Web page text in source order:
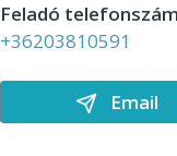
Feladó
+36203810591
Email